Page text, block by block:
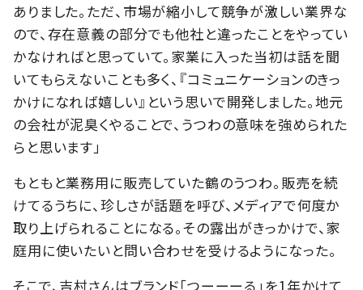
ありました。ただ、市場が縮小して競争が激しい業界な
ので、存在意義の部分でも他社と違ったことをやってい
かなければと思っていて。家業に入った当初は話を聞
いてもらえないことも多く、『コミュニケーションのきっ
かけになれば嬉しい』という思いで開発しました。地元
の会社が泥臭くやることで、うつわの意味を強められた
らと思います」
もともと業務用に販売していた鶴のうつわ。販売を続
けてるうちに、珍しさが話題を呼び、メディアで何度か
取り上げられることになる。その露出がきっかけで、家
庭用に使いたいと問い合わせを受けるようになった。
そこで、吉村さんはブランド「つーーーる」を1年かけて